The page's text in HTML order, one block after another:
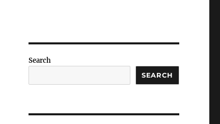
Search
SEARCH